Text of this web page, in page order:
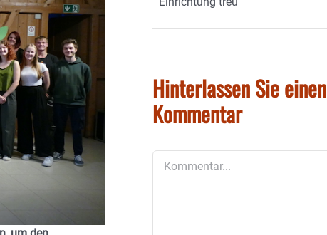
Hinterlassen Sie einen
Kommentar